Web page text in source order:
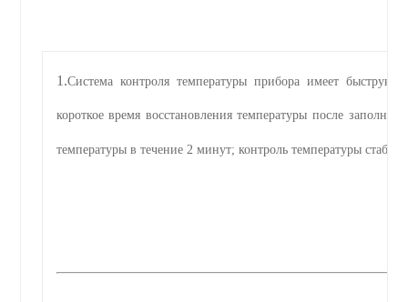
1.Система контроля температуры прибора имеет быструю
короткое время восстановления температуры после
температуры в течение 2 минут; контроль температуры